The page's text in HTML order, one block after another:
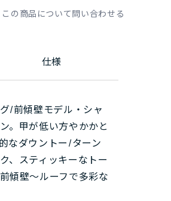
この商品について問い合わせる
仕様
/前傾壁モデル・シャ
。甲が低い方やかかと
なダウントー/ターン
、スティッキーなトー
傾壁～ルーフで多彩な